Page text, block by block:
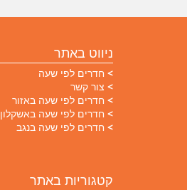
ניווט באתר
חדרים לפי שעה
צור קשר
חדרים לפי שעה באזור
חדרים לפי שעה באשקלון
חדרים לפי שעה בנגב
קטגוריות באתר